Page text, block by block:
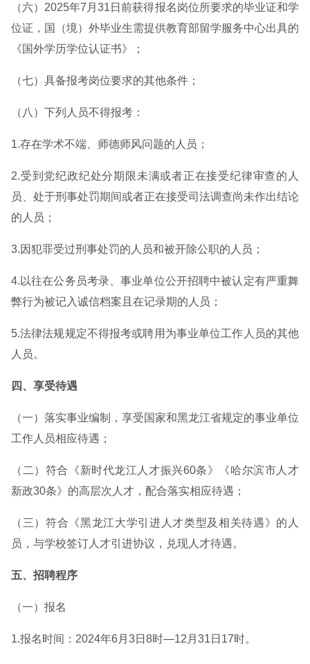
（六）2025年7月31日前获得报名岗位所要求的毕业证和学
位证，国（境）外毕业生需提供教育部留学服务中心出具的
《国外学历学位认证书》；
（七）具备报考岗位要求的其他条件；
（八）下列人员不得报考：
1.存在学术不端、师德师风问题的人员；
2.受到党纪政纪处分期限未满或者正在接受纪律审查的人
员、处于刑事处罚期间或者正在接受司法调查尚未作出结论
的人员；
3.因犯罪受过刑事处罚的人员和被开除公职的人员；
4.以往在公务员考录、事业单位公开招聘中被认定有严重舞
弊行为被记入诚信档案且在记录期的人员；
5.法律法规规定不得报考或聘用为事业单位工作人员的其他
人员。
四、享受待遇
（一）落实事业编制，享受国家和黑龙江省规定的事业单位
工作人员相应待遇；
（二）符合《新时代龙江人才振兴60条》《哈尔滨市人才
新政30条》的高层次人才，配合落实相应待遇；
（三）符合《黑龙江大学引进人才类型及相关待遇》的人
员，与学校签订人才引进协议，兑现人才待遇。
五、招聘程序
（一）报名
1.报名时间：2024年6月3日8时—12月31日17时。